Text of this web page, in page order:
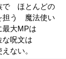
で ほとんどの
担う 魔法使い
大MPは
呪文は
ない。